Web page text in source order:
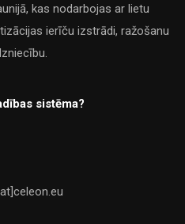
kas nodarbojas ar lietu
ierīču izstrādi, ražošanu
sistēma?